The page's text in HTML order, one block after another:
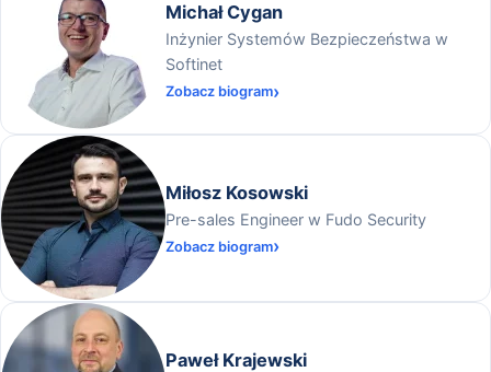
Michał Cygan
Inżynier Systemów Bezpieczeństwa w
Softinet
Zobacz biogram
Miłosz Kosowski
Pre-sales Engineer w Fudo Security
Zobacz biogram
Paweł Krajewski